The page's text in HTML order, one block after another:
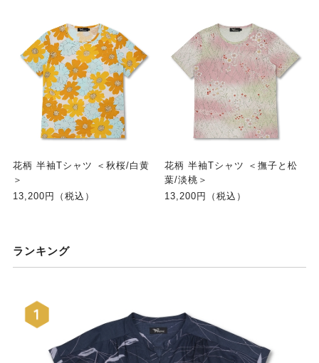
花柄 半袖Tシャツ ＜秋桜/白黄
＞
13,200円（税込）
花柄 半袖Tシャツ ＜撫子と松
葉/淡桃＞
13,200円（税込）
ランキング